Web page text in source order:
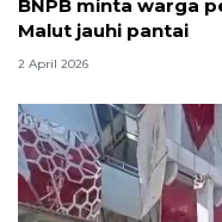
BNPB minta warga
Malut jauhi pantai
2 April 2026